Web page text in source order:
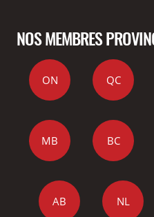
NOS MEMBRES
ON QC
MB BC
AB NL